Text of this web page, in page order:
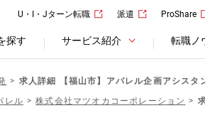
U・I・Jターン転職 派遣 ProShare
探す サービス紹介 転職ノ
求人詳細 【福山市】アパレル企画アシスタ
レル
株式会社マツオカコーポレーション